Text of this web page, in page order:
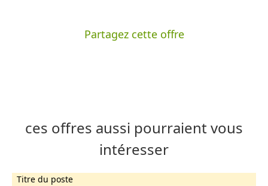
Partagez cette offre
ces offres aussi pourraient vous
intéresser
Titre du poste